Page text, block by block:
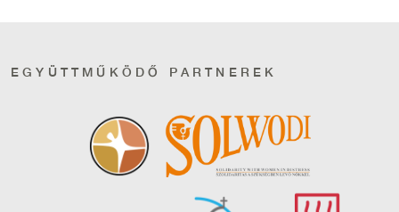
EGYÜTTMŰKÖDŐ PARTNEREK